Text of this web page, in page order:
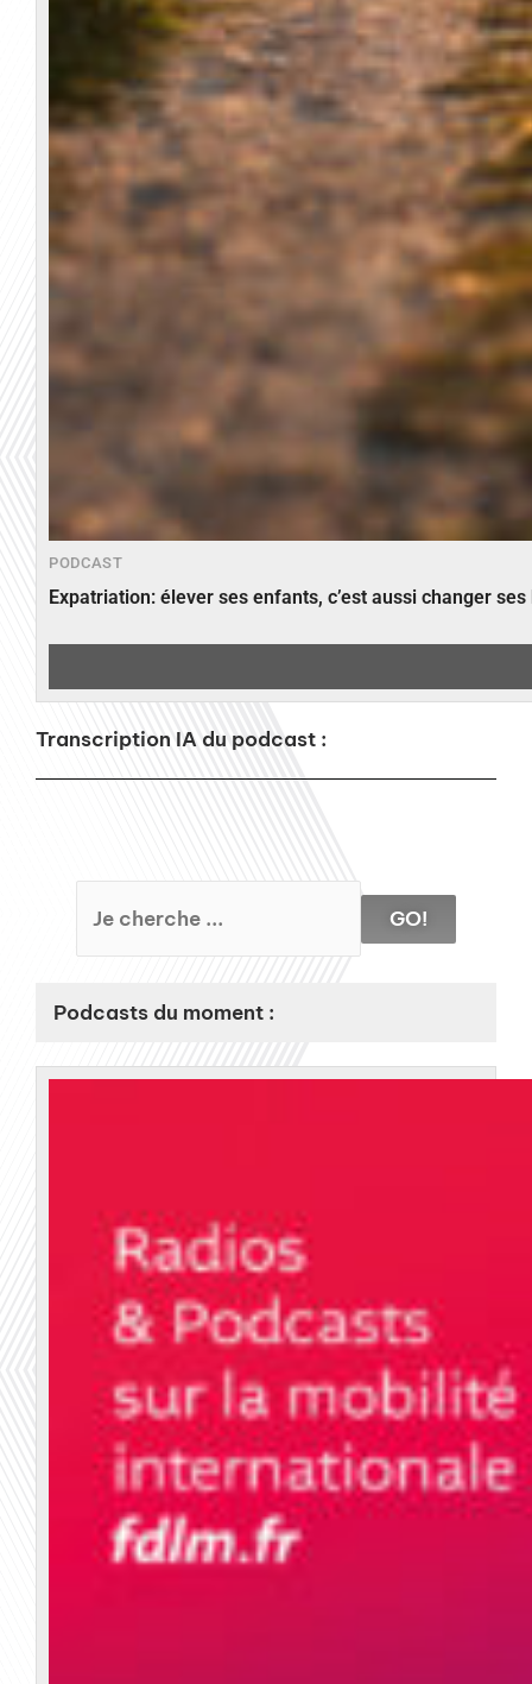
PODCAST
Expatriation: élever ses enfants, c’est aussi changer
Transcription IA du podcast :
GO!
Podcasts du moment :